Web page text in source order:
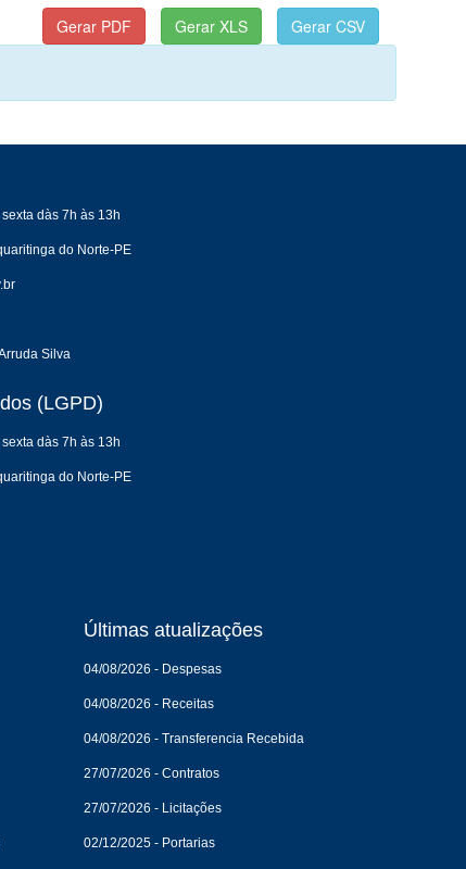
dàs 7h às 13h
do Norte-PE
Silva
(LGPD)
dàs 7h às 13h
do Norte-PE
Últimas atualizações
04/08/2026 - Despesas
04/08/2026 - Receitas
04/08/2026 - Transferencia Recebida
27/07/2026 - Contratos
27/07/2026 - Licitações
02/12/2025 - Portarias